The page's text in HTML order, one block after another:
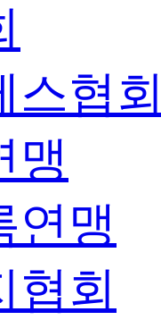
스협
맹
연맹
협회